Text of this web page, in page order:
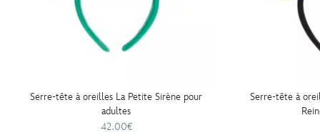
Serre-tête à oreilles La Petite Sirène pour
adultes
42.00€
Serre-tête à